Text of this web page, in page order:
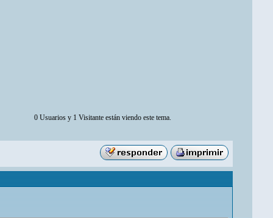
0 Usuarios y 1 Visitante están viendo este tema.